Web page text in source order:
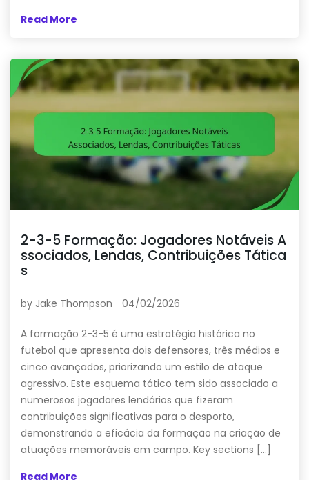
Read More
2-3-5 Formação: Jogadores Notáveis A
ssociados, Lendas, Contribuições Tática
s
by Jake Thompson 04/02/2026
A formação 2-3-5 é uma estratégia histórica no
futebol que apresenta dois defensores, três médios e
cinco avançados, priorizando um estilo de ataque
agressivo. Este esquema tático tem sido associado a
numerosos jogadores lendários que fizeram
contribuições significativas para o desporto,
demonstrando a eficácia da formação na criação de
atuações memoráveis em campo. Key sections […]
Read More